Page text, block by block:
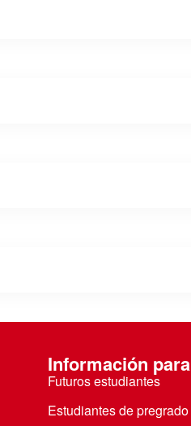
Información para
Futuros estudiantes
Estudiantes de pregrado